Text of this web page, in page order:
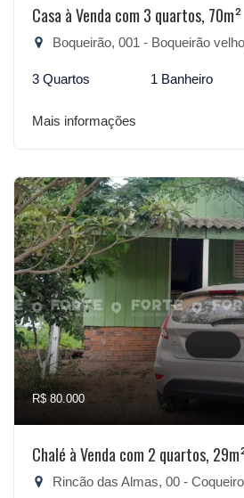
Casa à Venda com 3 quartos, 70m²
Boqueirão, 001 - Boqueirão velho,
3 Quartos 1 Banheiro
Mais informações
R$ 80.000
Chalé à Venda com 2 quartos,
Rincão das Almas, 00 - Coqueiro,